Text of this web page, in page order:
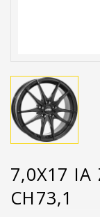
7,0X17 IA
CH73,1